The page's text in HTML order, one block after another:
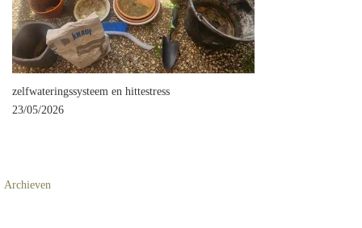
zelfwateringssysteem en hittestress
23/05/2026
Archieven